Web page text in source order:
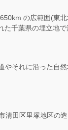
の広範囲(東
千葉県の埋立地で
やそれに沿った自
清田区里塚地区の造